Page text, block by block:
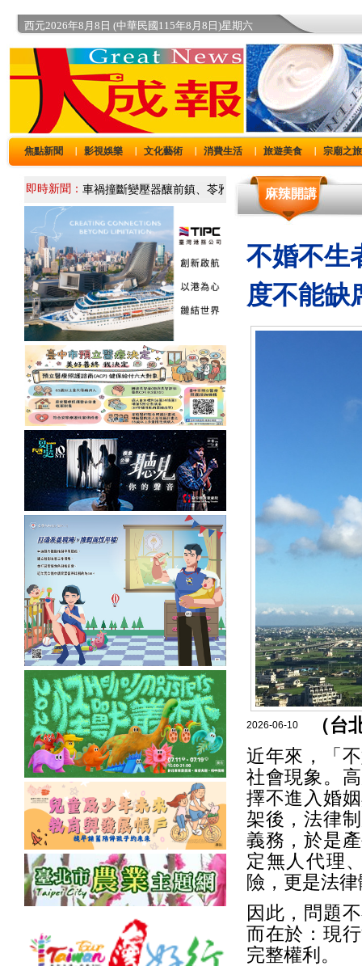
西元2026年8月8日 (中華民國115年8月8日)星期六
焦點新聞 影視娛樂 文化藝術 消費生活 旅遊美食 宗廟之旅
即時新聞： 麻辣開講
不婚不生
度不能缺
2026-06-10
（台
近年來，「
社會現象。
擇不進入婚
架後，法律
義務，於是
定無人代理
險，更是法
因此，問題
而在於：現
完整權利。